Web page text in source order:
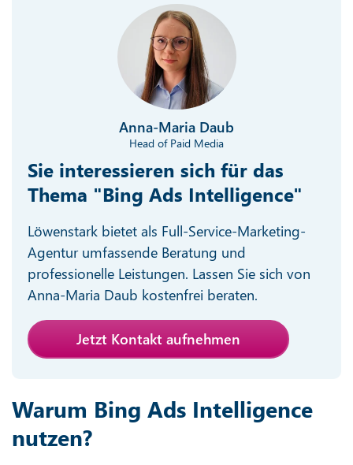
Anna-Maria Daub
Head of Paid Media
Sie interessieren sich für das
Thema "Bing Ads Intelligence"
Löwenstark bietet als Full-Service-Marketing-
Agentur umfassende Beratung und
professionelle Leistungen. Lassen Sie sich von
Anna-Maria Daub kostenfrei beraten.
Jetzt Kontakt aufnehmen
Warum Bing Ads Intelligence
nutzen?